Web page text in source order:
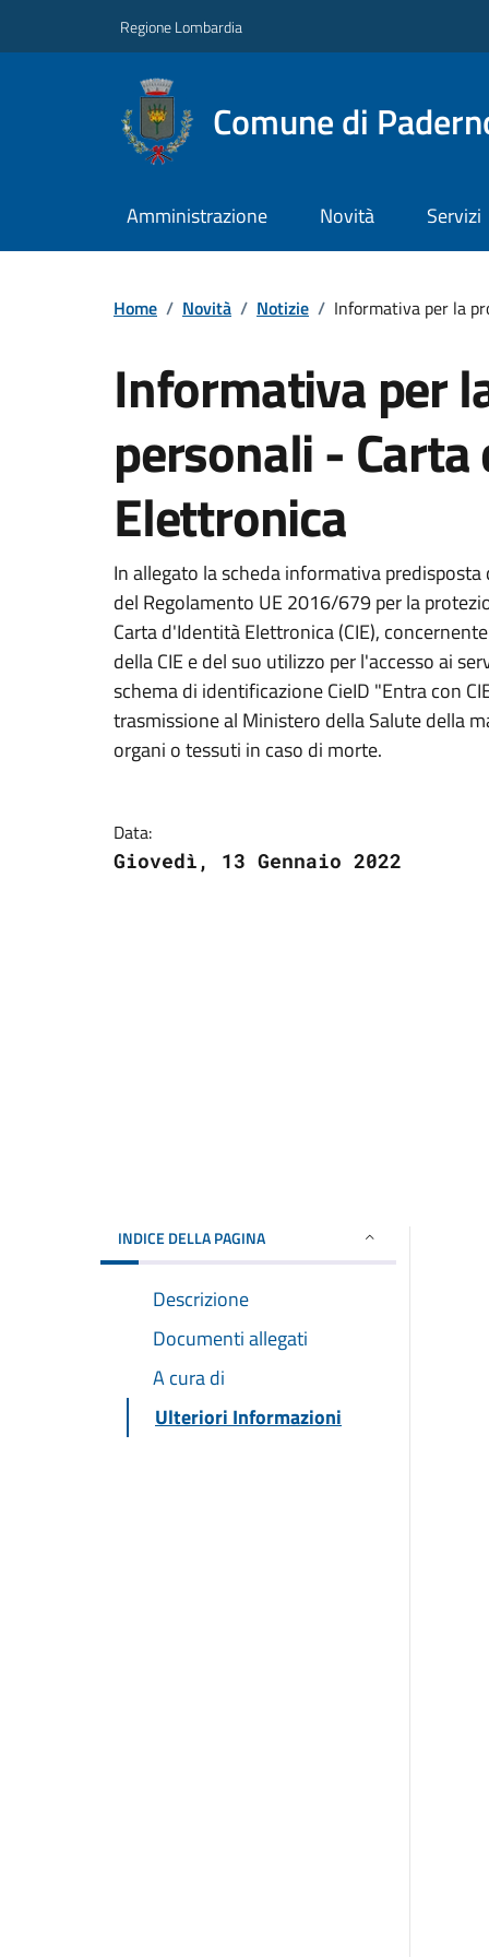
Regione Lombardia
Comune di
Amministrazione Novità Servizi
Home / Novità / Notizie / Informativa per la
Informativa per
personali -
Elettronica
In allegato la scheda informativa
del Regolamento UE 2016/679 per la
Carta d'Identità Elettronica (CIE),
della CIE e del suo utilizzo per l'accesso ai
schema di identificazione CieID "Entra con
trasmissione al Ministero della Salute della
organi o tessuti in caso di morte.
Data:
Giovedì, 13 Gennaio 2022
INDICE DELLA PAGINA
Descrizione
Documenti allegati
A cura di
Ulteriori Informazioni